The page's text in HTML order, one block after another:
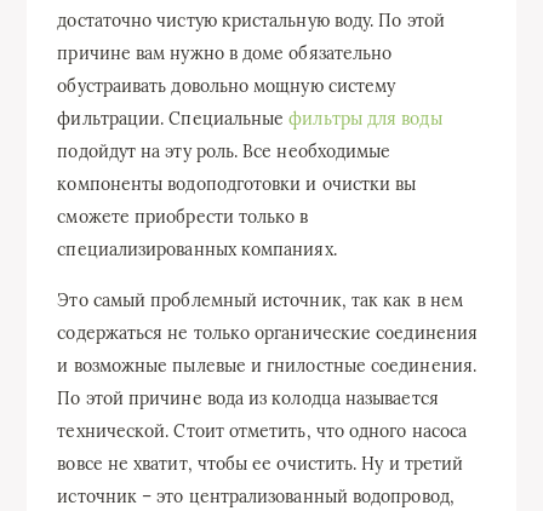
достаточно чистую кристальную воду. По этой
причине вам нужно в доме обязательно
обустраивать довольно мощную систему
фильтрации. Специальныефильтры для воды
подойдут на эту роль. Все необходимые
компоненты водоподготовки и очистки вы
сможете приобрести только в
специализированных компаниях.
Это самый проблемный источник, так как в нем
содержаться не только органические соединения
и возможные пылевые и гнилостные соединения.
По этой причине вода из колодца называется
технической. Стоит отметить, что одного насоса
вовсе не хватит, чтобы ее очистить. Ну и третий
источник – это централизованный водопровод,